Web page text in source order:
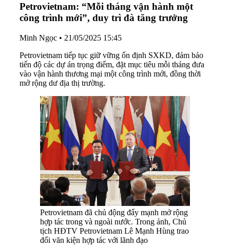
Petrovietnam: “Mỗi tháng vận hành một
công trình mới”, duy trì đà tăng trưởng
Minh Ngọc • 21/05/2025 15:45
Petrovietnam tiếp tục giữ vững ổn định SXKD, đảm bảo
tiến độ các dự án trọng điểm, đặt mục tiêu mỗi tháng đưa
vào vận hành thương mại một công trình mới, đồng thời
mở rộng dư địa thị trường.
Petrovietnam đã chủ động đẩy mạnh mở rộng
hợp tác trong và ngoài nước. Trong ảnh, Chủ
tịch HĐTV Petrovietnam Lê Mạnh Hùng trao
đổi văn kiện hợp tác với lãnh đạo